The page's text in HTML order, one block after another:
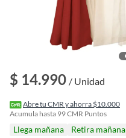
$ 14.990 / Unidad
Abre tu CMR y ahorra $10.000
Acumula hasta 99CMR Puntos
Llega mañana Retira mañana
r
n
f